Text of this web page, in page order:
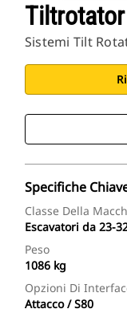
Sistemi Tilt
Specifiche
Classe Della
Escavatori da 23-
Peso
1086 kg
Opzioni Di
Attacco / S80